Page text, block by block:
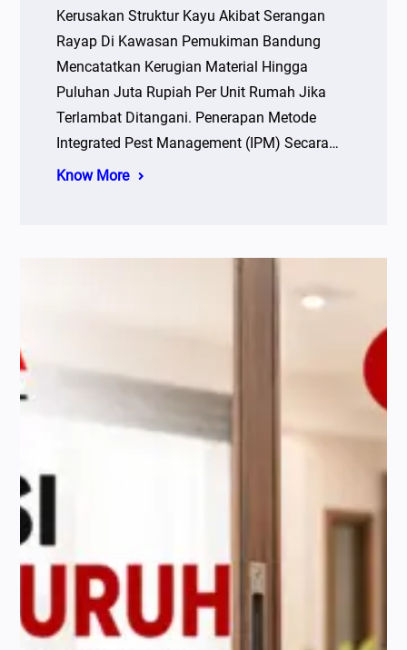
Kerusakan Struktur Kayu Akibat Serangan
Rayap Di Kawasan Pemukiman Bandung
Mencatatkan Kerugian Material Hingga
Puluhan Juta Rupiah Per Unit Rumah Jika
Terlambat Ditangani. Penerapan Metode
Integrated Pest Management (IPM) Secara…
Know More